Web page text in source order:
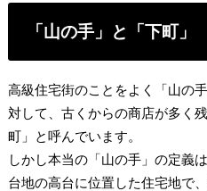
「山の手」と「下町」
高級住宅街のことをよく「山の手
対して、古くからの商店が多く
町」と呼んでいます。
しかし本当の「山の手」の定義
台地の高台に位置した住宅地で